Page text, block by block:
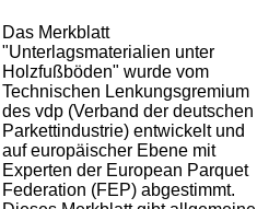
Das Merkblatt
Unterlagsmaterialien unter
Holzfußböden
wurde vom
Technischen Lenkungsgremium
des vdp (Verband der deutschen
Parkettindustrie) entwickelt und
auf europäischer Ebene mit
Experten der European Parquet
Federation (FEP) abgestimmt.